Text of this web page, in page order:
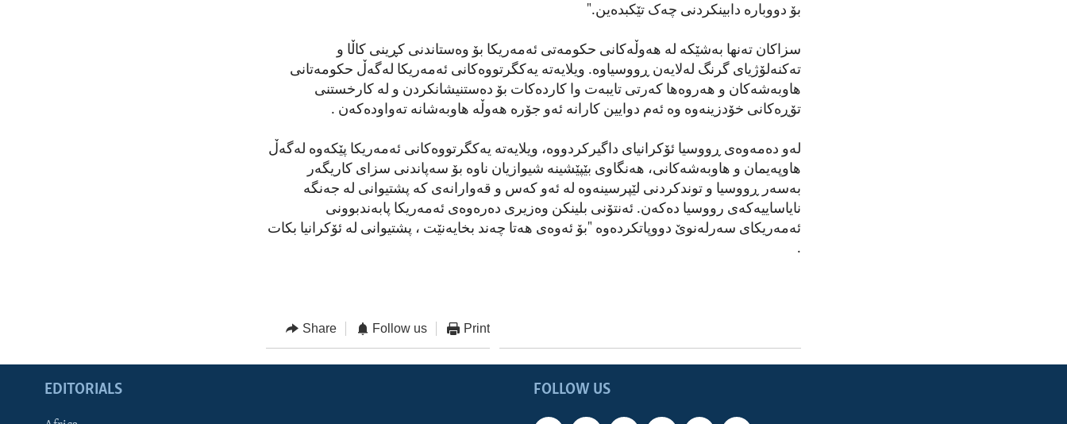
بۆ دووبارە دابینکردنی چەک تێکبدەین."
سزاکان تەنها بەشێکە لە هەوڵەکانی حکومەتی ئەمەریکا بۆ وەستاندنی کڕینی کاڵا و
تەکنەلۆژیای گرنگ لەلایەن ڕووسیاوە. ویلایەتە یەکگرتووەکانی ئەمەریکا لەگەڵ حکومەتانی
هاوبەشەکان و هەروەها کەرتی تایبەت وا کاردەکات بۆ دەستنیشانکردن و لە کارخستنی
تۆڕەکانی خۆدزینەوە وە ئەم دوایین کارانە ئەو جۆرە هەوڵە هاوبەشانە تەواودەکەن .
لەو دەمەوەی ڕووسیا ئۆکرانیای داگیرکردووە، ویلایەتە یەکگرتووەکانی ئەمەریکا پێکەوە لەگەڵ
هاوپەیمان و هاوبەشەکانی، هەنگاوی بێپێشینە شیوازیان ناوە بۆ سەپاندنی سزای کاریگەر
بەسەر ڕووسیا و توندکردنی لێپرسینەوە لە ئەو کەس و قەوارانەی کە پشتیوانی لە جەنگە
نایاساییەکەی رووسیا دەکەن. ئەنتۆنی بلینکن وەزیری دەرەوەی ئەمەریکا پابەندبوونی
ئەمەریکای سەرلەنوێ دووپاتکردەوە "بۆ ئەوەی هەتا چەند بخایەنێت ، پشتیوانی لە ئۆکرانیا بکات
.
Share Follow us Print
FOLLOW US
EDITORIALS